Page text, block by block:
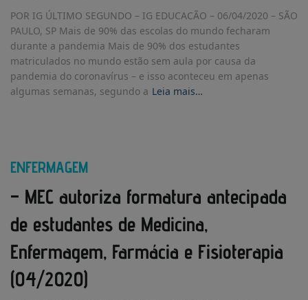
POR IG ÚLTIMO SEGUNDO – IG EDUCACÃO – 06/04/2020 – SÃO
PAULO, SP Mais de 90% das escolas do mundo fecharam
durante a pandemia Mais de 90% dos estudantes
matriculados no mundo estão sem aula por causa da
pandemia do coronavírus – e isso aconteceu em apenas
algumas semanas, segundo a Leia mais…
ENFERMAGEM
– MEC autoriza formatura antecipada
de estudantes de Medicina,
Enfermagem, Farmácia e Fisioterapia
(04/2020)